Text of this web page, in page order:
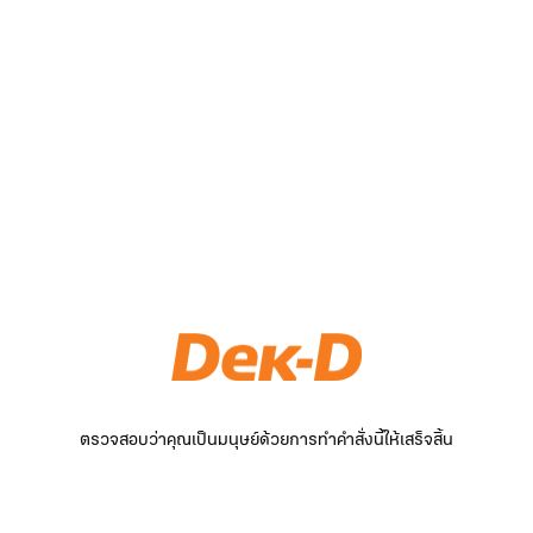
ตรวจสอบว่าคุณเป็นมนุษย์ด้วยการทำคำสั่งนี้ให้เสร็จสิ้น